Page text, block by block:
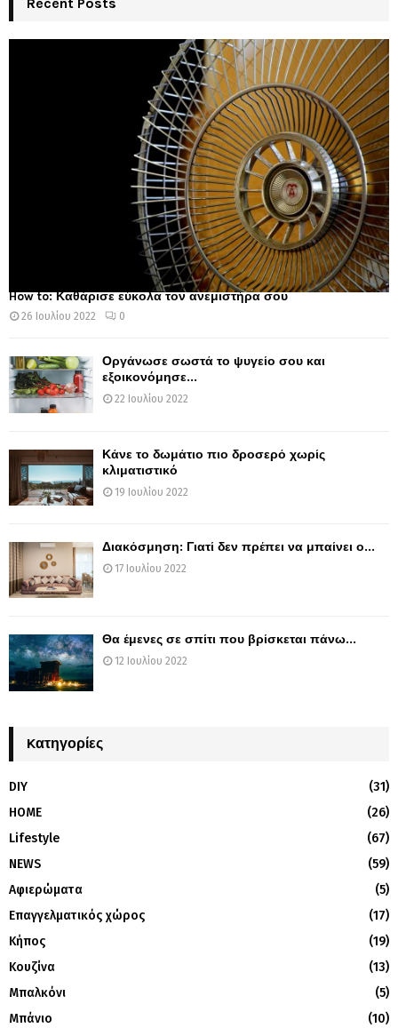
How to: Καθάρισε εύκολα τον ανεμιστήρα σου
26 Ιουλίου 2022 0
Οργάνωσε σωστά το ψυγείο σου και
εξοικονόμησε...
22 Ιουλίου 2022
Κάνε το δωμάτιο πιο δροσερό χωρίς
κλιματιστικό
19 Ιουλίου 2022
Διακόσμηση: Γιατί δεν πρέπει να μπαίνει ο...
17 Ιουλίου 2022
Θα έμενες σε σπίτι που βρίσκεται πάνω...
12 Ιουλίου 2022
Kατηγορίες
DIY
(31)
HOME
(26)
Lifestyle
(67)
NEWS
(59)
Αφιερώματα
(5)
Επαγγελματικός χώρος
(17)
Κήπος
(19)
Κουζίνα
(13)
Μπαλκόνι
(5)
Μπάνιο
(10)